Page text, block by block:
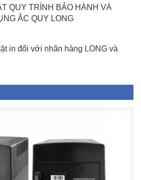
QUY TRÌNH BẢO HÀNH VÀ
ẮC QUY LONG
in đối với nhãn hàng LONG và